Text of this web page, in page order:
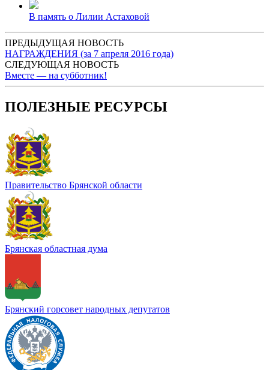
В память о Лилии Астаховой
ПРЕДЫДУЩАЯ НОВОСТЬ
НАГРАЖДЕНИЯ (за 7 апреля 2016 года)
СЛЕДУЮЩАЯ НОВОСТЬ
Вместе — на субботник!
ПОЛЕЗНЫЕ РЕСУРСЫ
Правительство Брянской области
Брянская областная дума
Брянский горсовет народных депутатов